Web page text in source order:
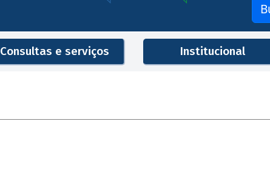
Consultas e serviços Institucional